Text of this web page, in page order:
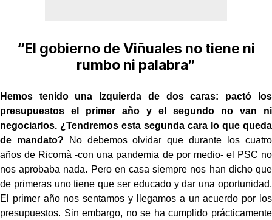
“El gobierno de Viñuales no tiene ni
rumbo ni palabra”
Hemos tenido una Izquierda de dos caras: pactó los
presupuestos el primer año y el segundo no van ni
negociarlos. ¿Tendremos esta segunda cara lo que queda
de mandato?
No debemos olvidar que durante los cuatro
años de Ricomà -con una pandemia de por medio- el PSC no
nos aprobaba nada. Pero en casa siempre nos han dicho que
de primeras uno tiene que ser educado y dar una oportunidad.
El primer año nos sentamos y llegamos a un acuerdo por los
presupuestos. Sin embargo, no se ha cumplido prácticamente